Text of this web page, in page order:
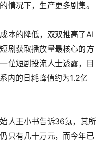
情况下，生产更多剧集。
本的降低，双双推高了AI
剧获取播放量最核心的方
位短剧投流人士透露，目
内的日耗峰值约为1.2亿
人王小书告诉36氪，其所
只有几十万元，而今年已